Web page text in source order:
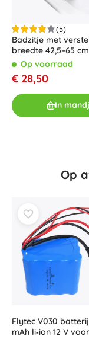
(5)
Badzitje met
breedte 42,5–65
draagvermogen
Op voorraad
€ 28,50
In
Op
Flytec V030
mAh li‑ion 12 V